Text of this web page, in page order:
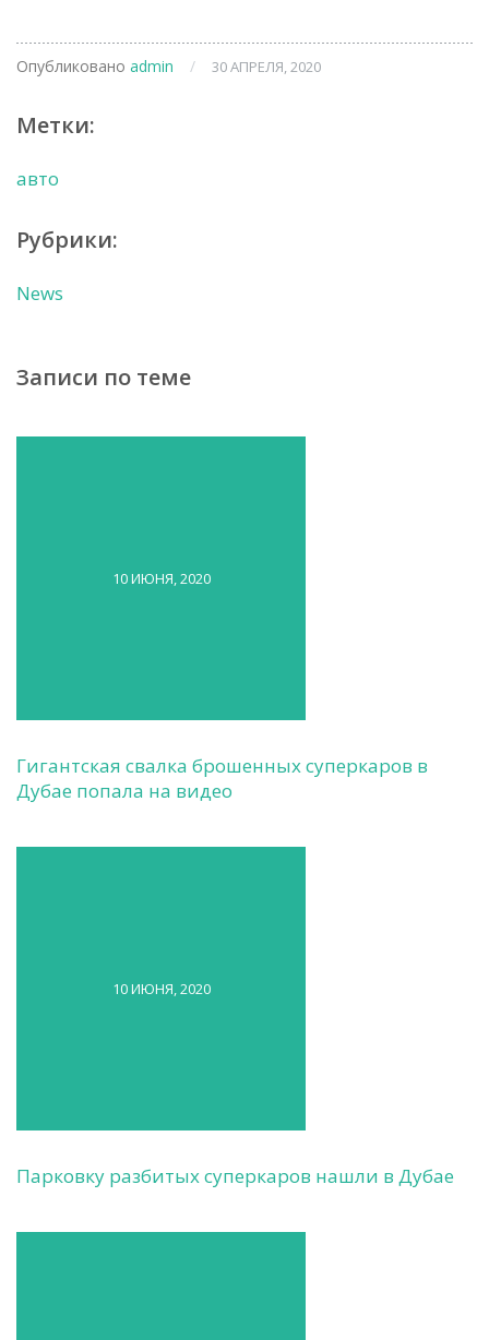
Опубликовано admin / 30 АПРЕЛЯ, 2020
Метки:
авто
Рубрики:
News
Записи по теме
10 ИЮНЯ, 2020
Гигантская свалка брошенных суперкаров в
Дубае попала на видео
10 ИЮНЯ, 2020
Парковку разбитых суперкаров нашли в Дубае